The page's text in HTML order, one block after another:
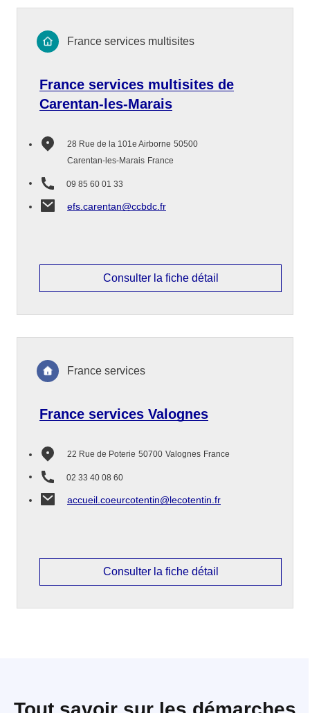
France services multisites de
Carentan-les-Marais
28 Rue de la 101e Airborne 50500
Carentan-les-Marais France
09 85 60 01 33
efs.carentan@ccbdc.fr
France services multisites
Consulter la fiche détail
France services Valognes
22 Rue de Poterie 50700 Valognes France
02 33 40 08 60
accueil.coeurcotentin@lecotentin.fr
France services
Consulter la fiche détail